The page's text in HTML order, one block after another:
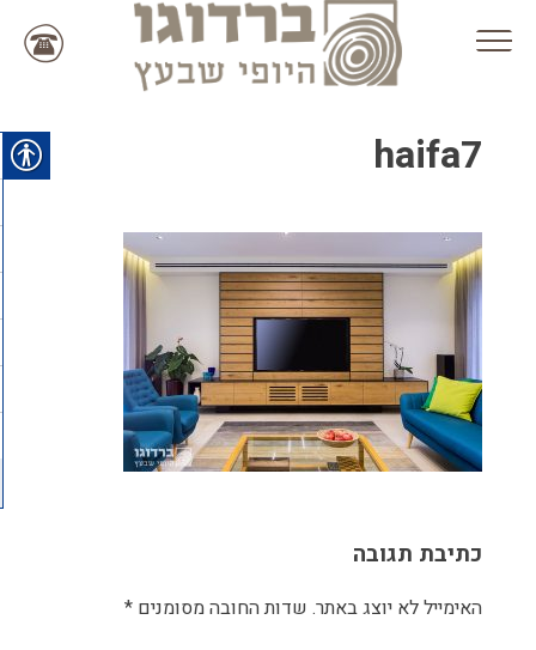
haifa7
כתיבת תגובה
האימייל לא יוצג באתר. שדות החובה מסומנים *